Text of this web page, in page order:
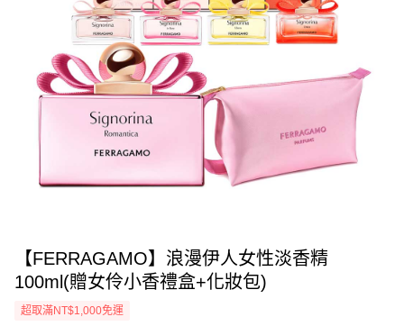
【FERRAGAMO】浪漫伊人女性淡香精
100ml(贈女伶小香禮盒+化妝包)
超取滿NT$1,000免運